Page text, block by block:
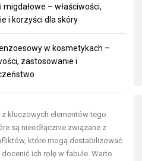
migdałowe – właściwości,
i korzyści dla skóry
w kosmetykach –
zastosowanie i
z kluczowych elementów tego
są nieodłącznie związane z
które mogą destabilizować
ich rolę w fabule. Warto